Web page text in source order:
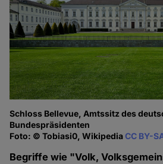
Schloss Bellevue, Amtssitz des
Bundespräsidenten
Foto: © Tobiasi0, WikipediaCC BY-
Begriffe wie "Volk,